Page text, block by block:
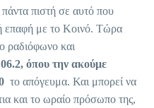
πιστή σε αυτό που
επαφή με το Κοινό. Τώρα
ραδιόφωνο και
όπου την ακούμε
το απόγευμα. Και μπορεί να
και το ωραίο πρόσωπο της,